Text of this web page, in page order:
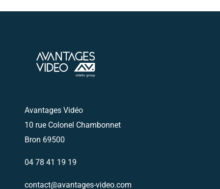
Avantages Vidéo
10 rue Colonel Chambonnet
Bron 69500
04 78 41 19 19
contact@avantages-video.com